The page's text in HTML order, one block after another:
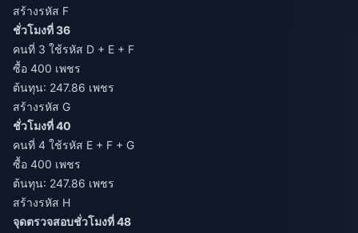
สร้างรหัส F
ชั่วโมงที่ 36
คนที่ 3 ใช้รหัส D + E + F
ซื้อ 400 เพชร
ต้นทุน: 247.86 เพชร
สร้างรหัส G
ชั่วโมงที่ 40
คนที่ 4 ใช้รหัส E + F + G
ซื้อ 400 เพชร
ต้นทุน: 247.86 เพชร
สร้างรหัส H
จุดตรวจสอบชั่วโมงที่ 48